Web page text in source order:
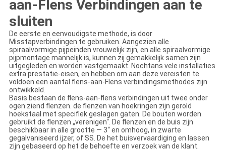
aan-Flens Verbindingen aan te
sluiten
De eerste en eenvoudigste methode, is door
Misstapverbindingen te gebruiken. Aangezien alle
spiraalvormige pijpeinden vrouwelijk zijn, en alle spiraalvormige
pijpmontage mannelijk is, kunnen zij gemakkelijk samen zijn
uitgegleden en worden vastgemaakt. Nochtans vele installaties
extra prestatie-eisen, en hebben om aan deze vereisten te
voldoen een aantal flens-aan-Flens verbindingsmethodes zijn
ontwikkeld.
Basis bestaan de flens-aan-flens verbindingen uit twee onder
ogen ziend flenzen. de flenzen van hoekringen zijn gerold
hoekstaal met specifiek geslagen gaten. De bouten worden
gebruikt de flenzen „verenigen“. De flenzen en de buis zijn
beschikbaar in alle grootte — 3“ en omhoog, in zwarte
gegalvaniseerd ijzer, of SS. De het buisvervaardiging en lassen
zijn gebaseerd op het de behoefte en verzoek van de klant.